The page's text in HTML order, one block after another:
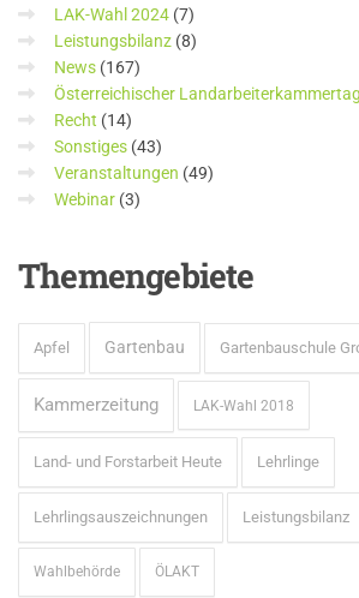
LAK-Wahl 2024 (7)
Leistungsbilanz (8)
News (167)
Österreichischer Landarbeiterkammertag
Recht (14)
Sonstiges (43)
Veranstaltungen (49)
Webinar (3)
Themengebiete
Apfel Gartenbau Gartenbauschule
Kammerzeitung LAK-Wahl 2018
Land- und Forstarbeit Heute Lehrlinge
Lehrlingsauszeichnungen Leistungsbilanz
Wahlbehörde ÖLAKT